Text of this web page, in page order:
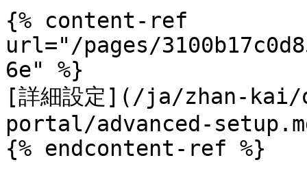
{% content-ref
url="/pages/
6e" %}
[詳細設定](/ja/zhan-
portal/advanced-
{% endcontent-ref %}